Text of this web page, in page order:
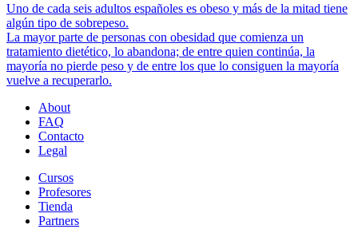
Uno de cada seis adultos españoles es obeso y más de la mitad tiene
algún tipo de sobrepeso.
La mayor parte de personas con obesidad que comienza un
tratamiento dietético, lo abandona; de entre quien continúa, la
mayoría no pierde peso y de entre los que lo consiguen la mayoría
vuelve a recuperarlo.
About
FAQ
Contacto
Legal
Cursos
Profesores
Tienda
Partners